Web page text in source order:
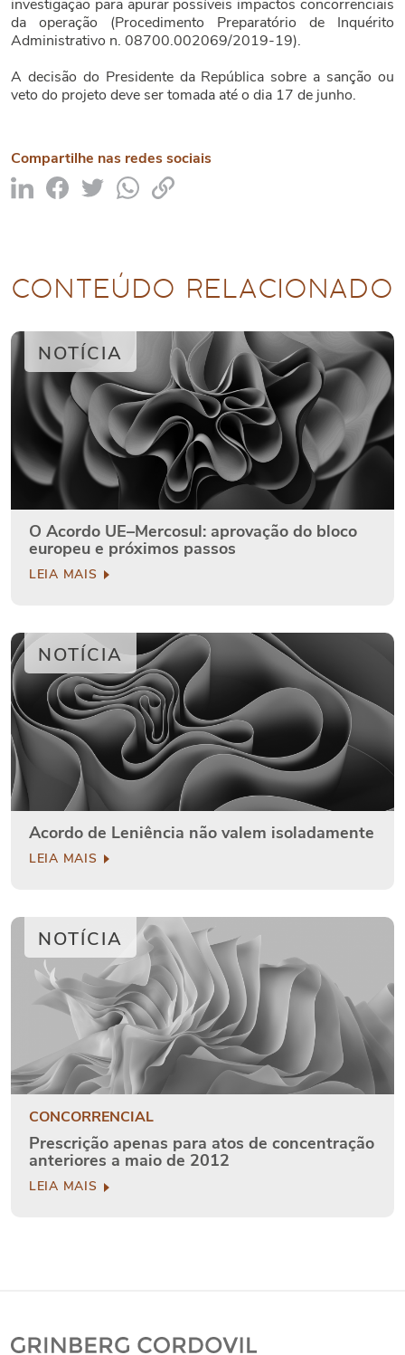
investigação para apurar possíveis impactos concorrenciais
da operação (Procedimento Preparatório de Inquérito
Administrativo n. 08700.002069/2019-19).
A decisão do Presidente da República sobre a sanção ou
veto do projeto deve ser tomada até o dia 17 de junho.
Compartilhe nas redes sociais
CONTEÚDO RELACIONADO
NOTÍCIA
O Acordo UE–Mercosul: aprovação do bloco
europeu e próximos passos
LEIA MAIS
NOTÍCIA
Acordo de Leniência não valem isoladamente
LEIA MAIS
NOTÍCIA
CONCORRENCIAL
Prescrição apenas para atos de concentração
anteriores a maio de 2012
LEIA MAIS